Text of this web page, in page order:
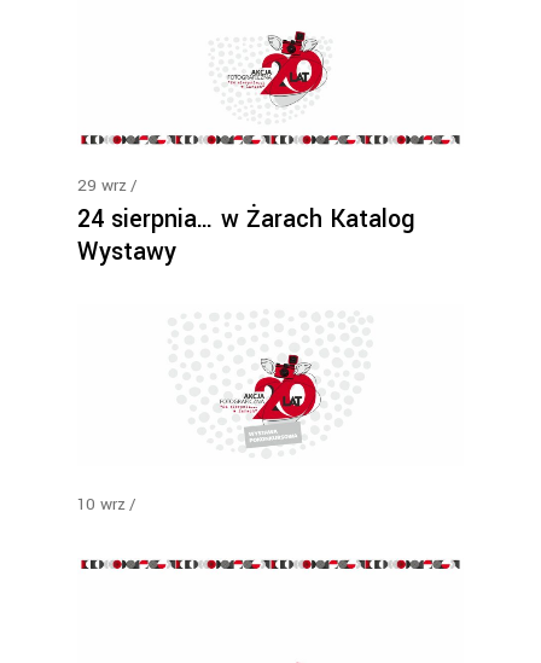
29 wrz
24 sierpnia… w Żarach Katalog
Wystawy
10 wrz